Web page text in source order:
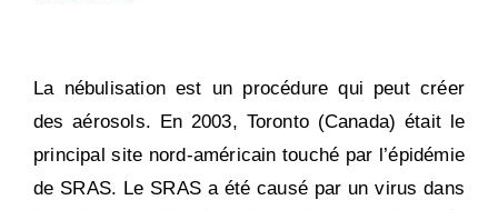
La nébulisation est un procédure qui peut créer
des aérosols. En 2003, Toronto (Canada) était le
principal site nord-américain touché par l’épidémie
de SRAS. Le SRAS a été causé par un virus dans